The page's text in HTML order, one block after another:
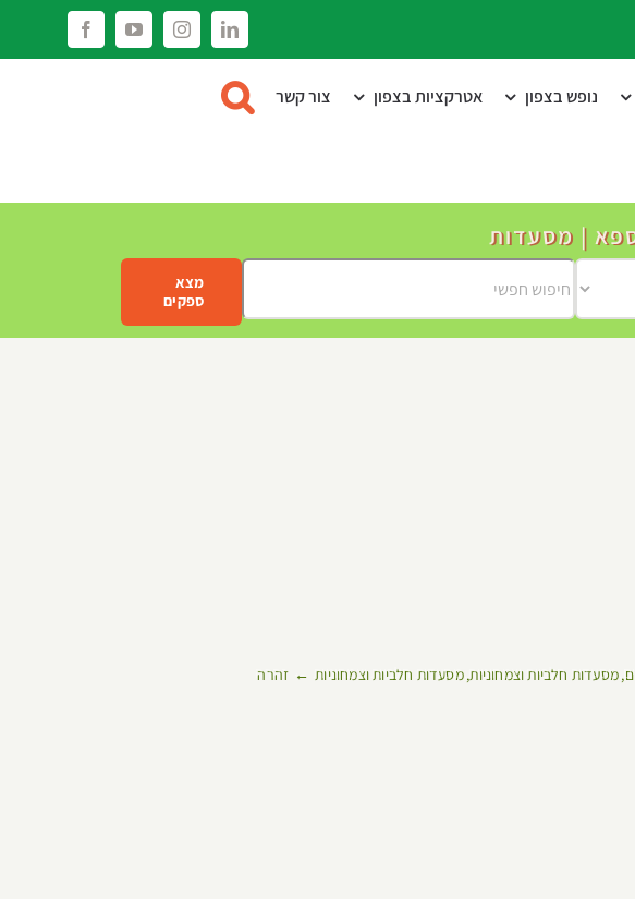
LinkedIn
Instagram
YouTube
Facebook
נופש בצפון אטרקציות בצפון צור קשר
ספא | מסעדות
מצא
ספקים
מסעדות חלביות וצמחוניות מסעדות חלביות וצמחוניות זהרה